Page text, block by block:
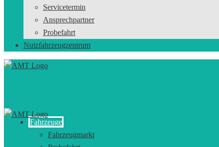
Servicetermin
Ansprechpartner
Probefahrt
Nutzfahrzeugzentrum
Fahrzeuge
Fahrzeugmarkt